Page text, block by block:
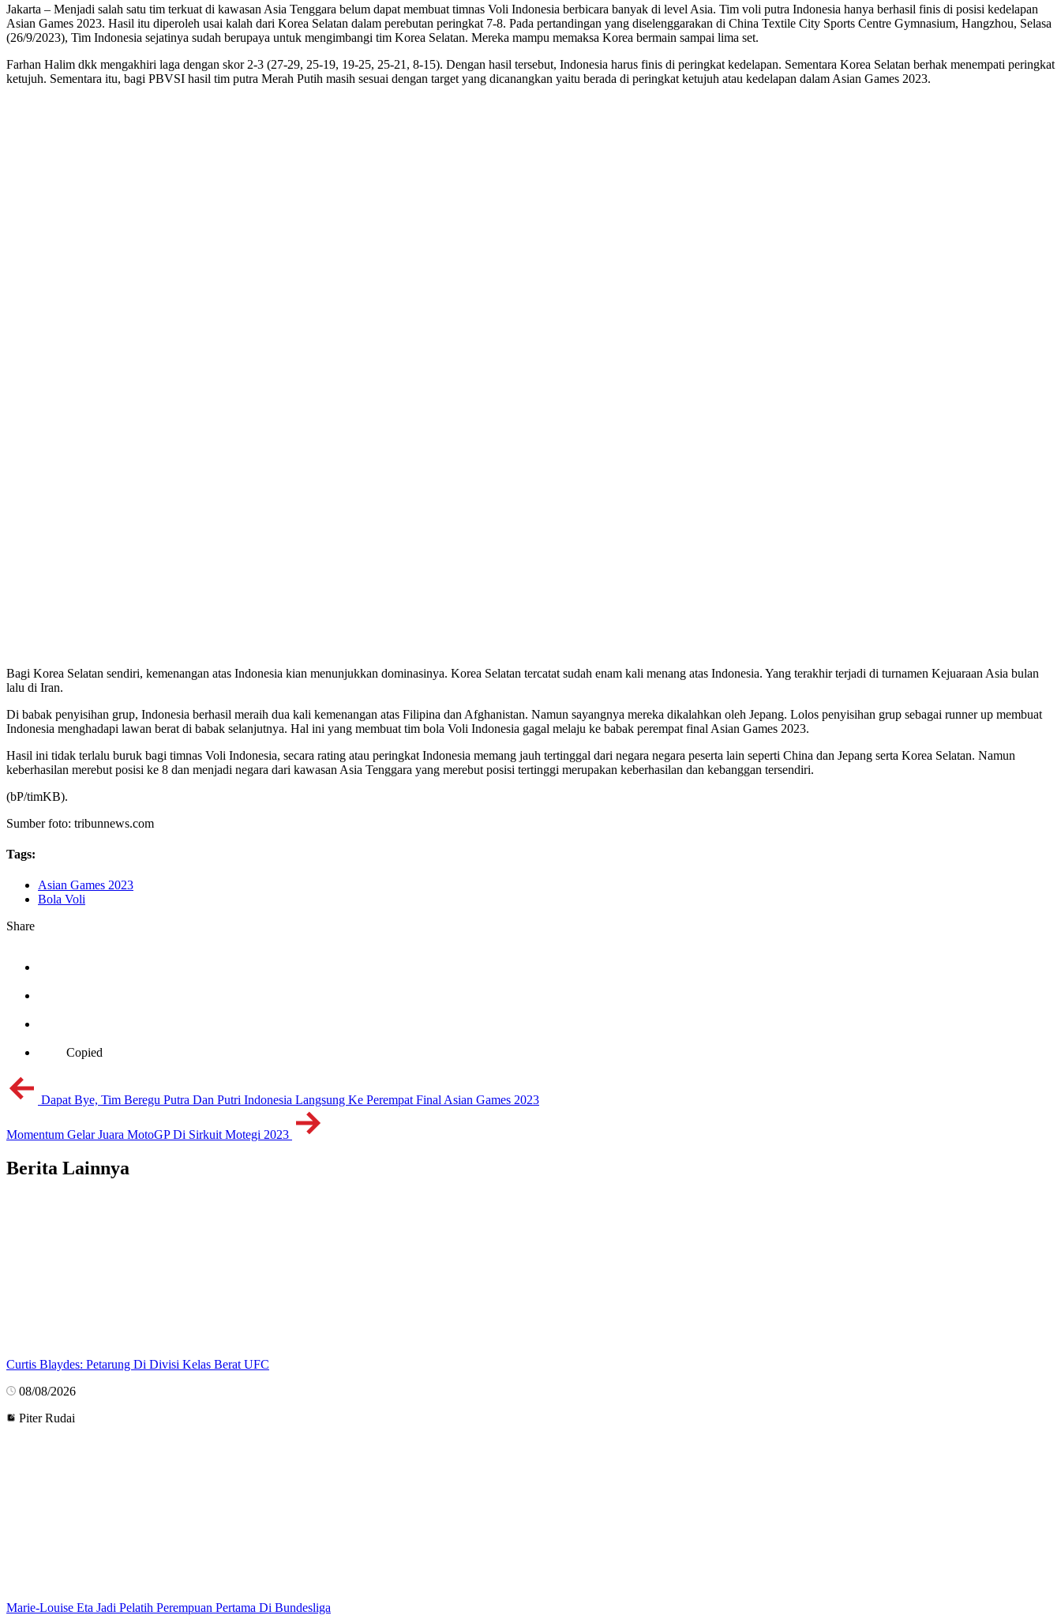
Jakarta – Menjadi salah satu tim terkuat di kawasan Asia Tenggara belum dapat membuat timnas Voli Indonesia berbicara banyak di level Asia. Tim voli putra Indonesia hanya berhasil finis di posisi kedelapan
Asian Games 2023. Hasil itu diperoleh usai kalah dari Korea Selatan dalam perebutan peringkat 7-8. Pada pertandingan yang diselenggarakan di China Textile City Sports Centre Gymnasium, Hangzhou, Selasa
(26/9/2023), Tim Indonesia sejatinya sudah berupaya untuk mengimbangi tim Korea Selatan. Mereka mampu memaksa Korea bermain sampai lima set.
Farhan Halim dkk mengakhiri laga dengan skor 2-3 (27-29, 25-19, 19-25, 25-21, 8-15). Dengan hasil tersebut, Indonesia harus finis di peringkat kedelapan. Sementara Korea Selatan berhak menempati peringkat
ketujuh. Sementara itu, bagi PBVSI hasil tim putra Merah Putih masih sesuai dengan target yang dicanangkan yaitu berada di peringkat ketujuh atau kedelapan dalam Asian Games 2023.
Bagi Korea Selatan sendiri, kemenangan atas Indonesia kian menunjukkan dominasinya. Korea Selatan tercatat sudah enam kali menang atas Indonesia. Yang terakhir terjadi di turnamen Kejuaraan Asia bulan
lalu di Iran.
Di babak penyisihan grup, Indonesia berhasil meraih dua kali kemenangan atas Filipina dan Afghanistan. Namun sayangnya mereka dikalahkan oleh Jepang. Lolos penyisihan grup sebagai runner up membuat
Indonesia menghadapi lawan berat di babak selanjutnya. Hal ini yang membuat tim bola Voli Indonesia gagal melaju ke babak perempat final Asian Games 2023.
Hasil ini tidak terlalu buruk bagi timnas Voli Indonesia, secara rating atau peringkat Indonesia memang jauh tertinggal dari negara negara peserta lain seperti China dan Jepang serta Korea Selatan. Namun
keberhasilan merebut posisi ke 8 dan menjadi negara dari kawasan Asia Tenggara yang merebut posisi tertinggi merupakan keberhasilan dan kebanggan tersendiri.
(bP/timKB).
Sumber foto: tribunnews.com
Tags:
Asian Games 2023
Bola Voli
Share
Copied
Dapat Bye, Tim Beregu Putra Dan Putri Indonesia Langsung Ke Perempat Final Asian Games 2023
Momentum Gelar Juara MotoGP Di Sirkuit Motegi 2023
Berita Lainnya
Curtis Blaydes: Petarung Di Divisi Kelas Berat UFC
08/08/2026
Piter Rudai
Marie-Louise Eta Jadi Pelatih Perempuan Pertama Di Bundesliga